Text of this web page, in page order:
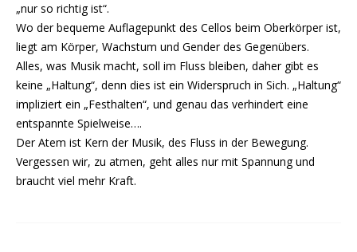
„nur so richtig ist“.
Wo der bequeme Auflagepunkt des Cellos beim Oberkörper ist,
liegt am Körper, Wachstum und Gender des Gegenübers.
Alles, was Musik macht, soll im Fluss bleiben, daher gibt es
keine „Haltung“, denn dies ist ein Widerspruch in Sich. „Haltung“
impliziert ein „Festhalten“, und genau das verhindert eine
entspannte Spielweise….
Der Atem ist Kern der Musik, des Fluss in der Bewegung.
Vergessen wir, zu atmen, geht alles nur mit Spannung und
braucht viel mehr Kraft.